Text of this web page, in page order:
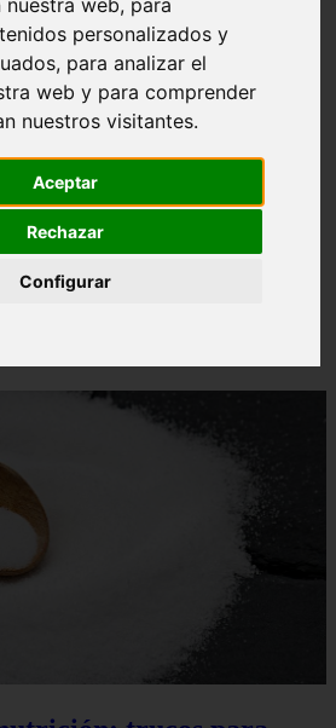
personalizados y
para analizar el
web y para comprender
nuestros visitantes.
Aceptar
Rechazar
Configurar
del espino amarillo: conocelas
ahora